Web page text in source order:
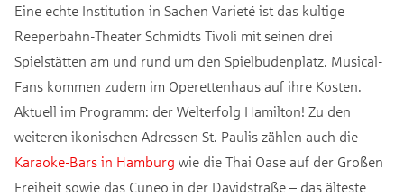
Eine echte Institution in Sachen Varieté ist das kultige
Reeperbahn-Theater Schmidts Tivoli mit seinen drei
Spielstätten am und rund um den Spielbudenplatz. Musical-
Fans kommen zudem im Operettenhaus auf ihre Kosten.
Aktuell im Programm: der Welterfolg Hamilton! Zu den
weiteren ikonischen Adressen St. Paulis zählen auch die
Karaoke-Bars in Hamburg wie die Thai Oase auf der Großen
Freiheit sowie das Cuneo in der Davidstraße – das älteste